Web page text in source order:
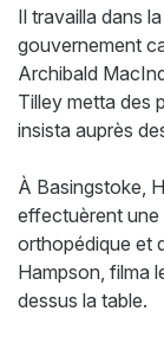
Il travailla dans
gouvernement
Archibald
Tilley metta des
insista auprès
À Basingstoke,
effectuèrent une
orthopédique et
Hampson, filma
dessus la table.